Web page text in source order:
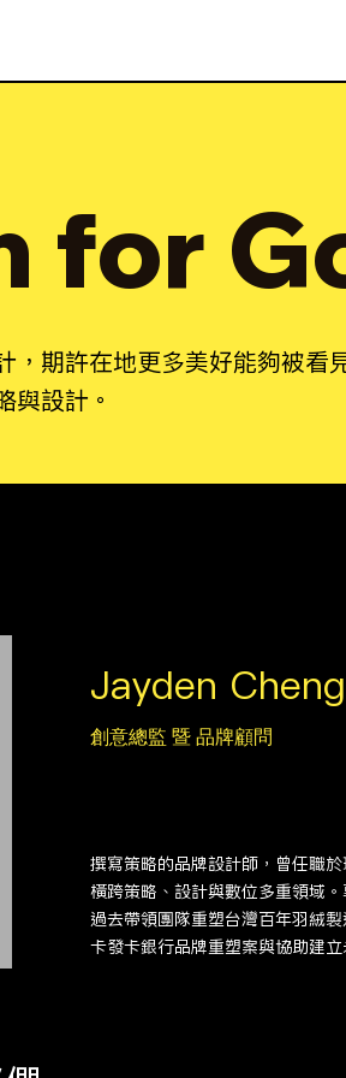
for
期許在地更多美好能夠被看
與設計。
Jayden Cheng
創意總監 暨 品牌顧問
撰寫策略的品牌設計師，曾任職
橫跨策略、設計與數位多重領域
過去帶領團隊重塑台灣百年羽絨
卡發卡銀行品牌重塑案與協助建